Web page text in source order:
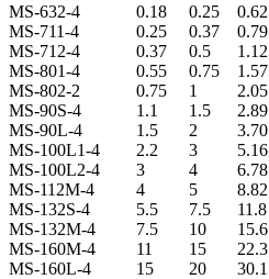
MS-632-4
0.18 0.25 0.62
MS-711-4
0.25 0.37 0.79
MS-712-4
0.37 0.5 1.12
MS-801-4
0.55 0.75 1.57
MS-802-2
0.75 1 2.05
MS-90S-4
1.1 1.5 2.89
MS-90L-4
1.5 2 3.70
MS-100L1-4
2.2 3 5.16
MS-100L2-4
3 4 6.78
MS-112M-4
4 5 8.82
MS-132S-4
5.5 7.5 11.8
MS-132M-4
7.5 10 15.6
MS-160M-4
11 15 22.3
MS-160L-4
15 20 30.1